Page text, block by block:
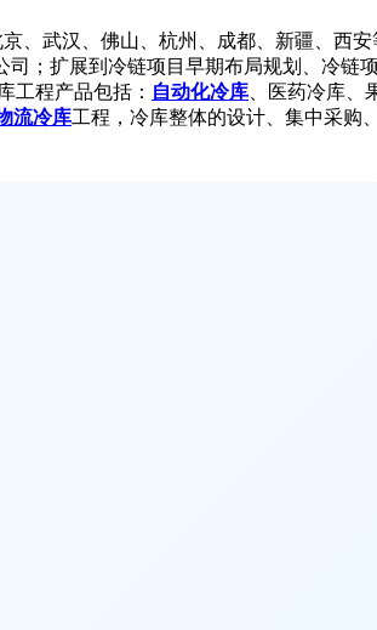
、武汉、佛山、杭州、成都、新疆、西
；扩展到冷链项目早期布局规划、冷链
工程产品包括： 自动化冷库 、医药冷库、
流冷库工程，冷库整体的设计、集中采购